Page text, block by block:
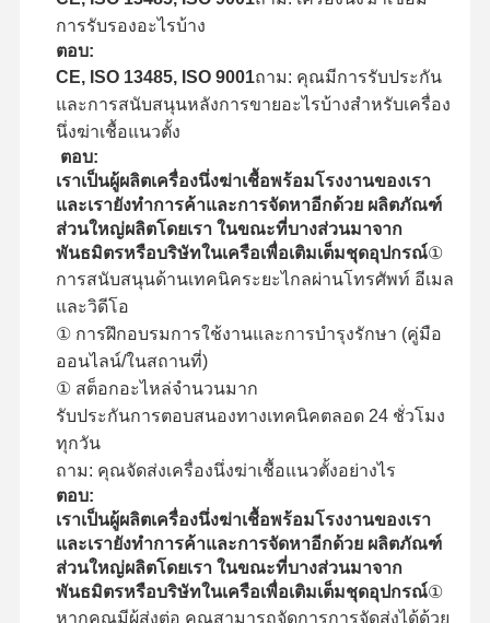
การรับรองอะไรบ้าง
ตอบ:
CE, ISO 13485, ISO 9001ถาม: คุณมีการรับประกัน
และการสนับสนุนหลังการขายอะไรบ้างสำหรับเครื่อง
นึ่งฆ่าเชื้อแนวตั้ง
ตอบ:
เราเป็นผู้ผลิตเครื่องนึ่งฆ่าเชื้อพร้อมโรงงานของเรา
และเรายังทำการค้าและการจัดหาอีกด้วย ผลิตภัณฑ์
ส่วนใหญ่ผลิตโดยเรา ในขณะที่บางส่วนมาจาก
พันธมิตรหรือบริษัทในเครือเพื่อเติมเต็มชุดอุปกรณ์①
การสนับสนุนด้านเทคนิคระยะไกลผ่านโทรศัพท์ อีเมล
และวิดีโอ
① การฝึกอบรมการใช้งานและการบำรุงรักษา (คู่มือ
ออนไลน์/ในสถานที่)
① สต็อกอะไหล่จำนวนมาก
รับประกันการตอบสนองทางเทคนิคตลอด 24 ชั่วโมง
ทุกวัน
ถาม: คุณจัดส่งเครื่องนึ่งฆ่าเชื้อแนวตั้งอย่างไร
ตอบ:
เราเป็นผู้ผลิตเครื่องนึ่งฆ่าเชื้อพร้อมโรงงานของเรา
และเรายังทำการค้าและการจัดหาอีกด้วย ผลิตภัณฑ์
ส่วนใหญ่ผลิตโดยเรา ในขณะที่บางส่วนมาจาก
พันธมิตรหรือบริษัทในเครือเพื่อเติมเต็มชุดอุปกรณ์①
หากคุณมีผู้ส่งต่อ คุณสามารถจัดการการจัดส่งได้ด้วย